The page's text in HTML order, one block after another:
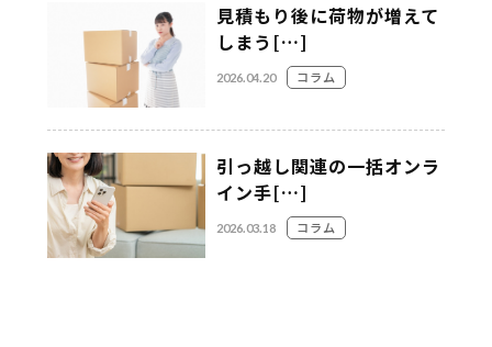
見積もり後に荷物が増えて
しまう[…]
2026.04.20 コラム
引っ越し関連の一括オンラ
イン手[…]
2026.03.18 コラム